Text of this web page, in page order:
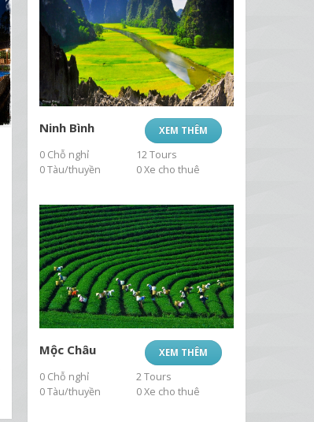
XEM THÊM
Ninh Bình
0 Chỗ nghỉ
12 Tours
0 Tàu/thuyền
0 Xe cho thuê
XEM THÊM
Mộc Châu
0 Chỗ nghỉ
2 Tours
0 Tàu/thuyền
0 Xe cho thuê